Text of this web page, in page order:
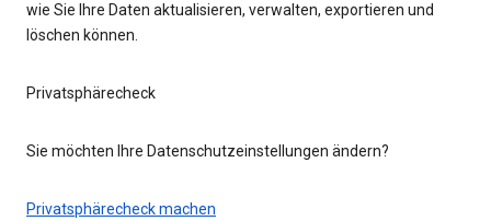
wie Sie Ihre Daten aktualisieren, verwalten, exportieren und
löschen können.
Privatsphärecheck
Sie möchten Ihre Datenschutzeinstellungen ändern?
Privatsphärecheck machen